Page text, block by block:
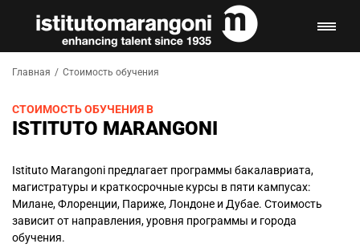
Главная / Стоимость обучения
СТОИМОСТЬ ОБУЧЕНИЯ В
ISTITUTO MARANGONI
Istituto Marangoni предлагает программы бакалавриата,
магистратуры и краткосрочные курсы в пяти кампусах:
Милане, Флоренции, Париже, Лондоне и Дубае. Стоимость
зависит от направления, уровня программы и города
обучения.